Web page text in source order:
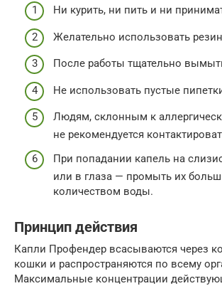
Ни курить, ни пить и ни
Желательно использовать
После работы тщательно
Не использовать пустые
Людям, склонным к
не рекомендуется
При попадании капель на
или в глаза — промыть их
количеством воды.
Принцип действия
Капли Профендер всасываются через
кошки и распространяются по всему
Максимальные концентрации